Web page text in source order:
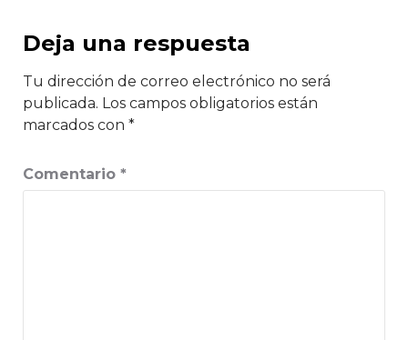
Deja una respuesta
Tu dirección de correo electrónico no será
publicada. Los campos obligatorios están
marcados con *
Comentario *